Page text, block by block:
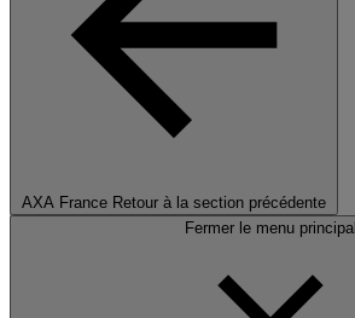
AXA France Retour à la section précédente
Fermer le menu principal